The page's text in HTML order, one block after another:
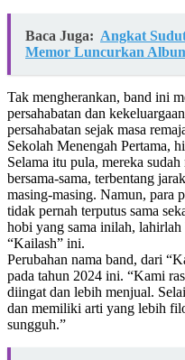
Baca Juga: Angkat
Memor Luncurkan
Tak mengherankan, band ini
persahabatan dan
persahabatan sejak masa
Sekolah Menengah Pertama,
Selama itu pula, mereka
bersama-sama, terbentang
masing-masing. Namun, para
tidak pernah terputus sama
hobi yang sama inilah,
“Kailash” ini.
Perubahan nama band, dari
pada tahun 2024 ini. “Kami
diingat dan lebih menjual.
dan memiliki arti yang lebih
sungguh.”